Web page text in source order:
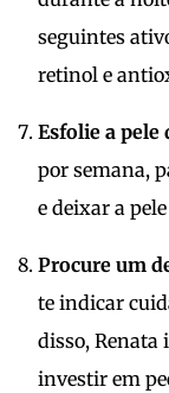
seguintes
retinol e
Esfolie a pele
por semana,
e deixar a
Procure um
te indicar
disso, Renata
investir em